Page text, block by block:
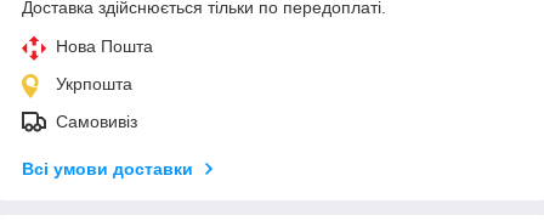
Доставка здійснюється тільки по передоплаті.
Нова Пошта
Укрпошта
Самовивіз
Всі умови доставки